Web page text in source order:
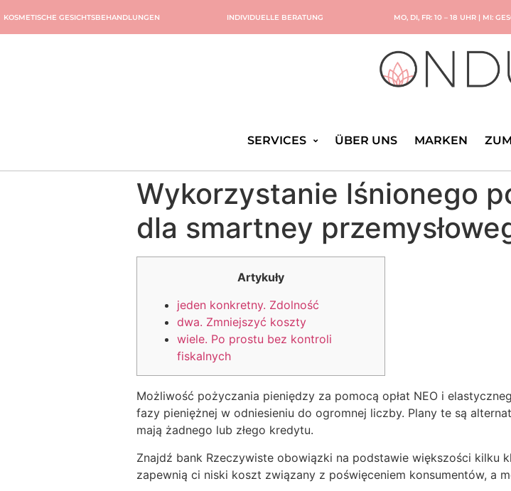
KOSMETISCHE GESICHTSBEHANDLUNGEN INDIVIDUELLE BERATUNG MO, DI, FR: 10 – 18 UHR | MI:
SERVICES ÜBER UNS MARKEN
Wykorzystanie lśnionego
dla smartney
Artykuły
jeden konkretny. Zdolność
dwa. Zmniejszyć koszty
wiele. Po prostu bez kontroli
fiskalnych
Możliwość pożyczania pieniędzy za pomocą opłat NEO i
fazy pieniężnej w odniesieniu do ogromnej liczby. Plany te są
mają żadnego lub złego kredytu.
Znajdź bank Rzeczywiste obowiązki na podstawie większości
zapewnią ci niski koszt związany z poświęceniem konsumentów, a